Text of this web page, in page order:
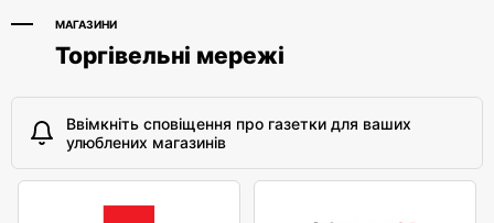
МАГАЗИНИ
Торгівельні мережі
Ввімкніть сповіщення про газетки для ваших
улюблених магазинів